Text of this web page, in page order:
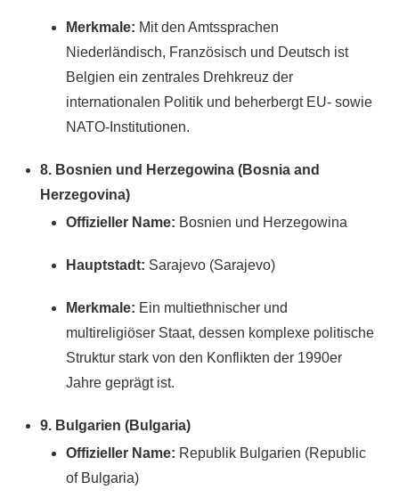
Merkmale: Mit den Amtssprachen
Niederländisch, Französisch und Deutsch ist
Belgien ein zentrales Drehkreuz der
internationalen Politik und beherbergt EU- sowie
NATO-Institutionen.
8. Bosnien und Herzegowina (Bosnia and
Herzegovina)
Offizieller Name: Bosnien und Herzegowina
Hauptstadt: Sarajevo (Sarajevo)
Merkmale: Ein multiethnischer und
multireligiöser Staat, dessen komplexe politische
Struktur stark von den Konflikten der 1990er
Jahre geprägt ist.
9. Bulgarien (Bulgaria)
Offizieller Name: Republik Bulgarien (Republic
of Bulgaria)